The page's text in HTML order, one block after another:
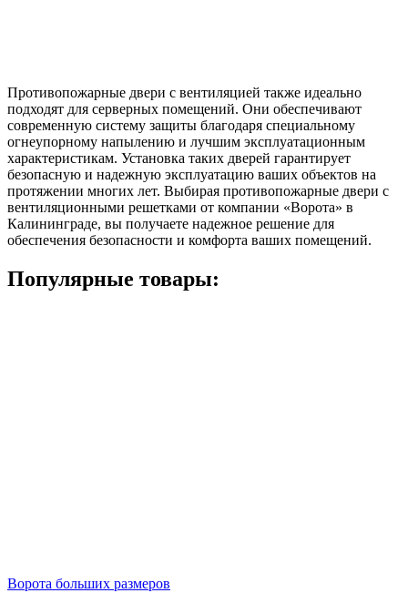
Противопожарные двери с вентиляцией также идеально
подходят для серверных помещений. Они обеспечивают
современную систему защиты благодаря специальному
огнеупорному напылению и лучшим эксплуатационным
характеристикам. Установка таких дверей гарантирует
безопасную и надежную эксплуатацию ваших объектов на
протяжении многих лет. Выбирая противопожарные двери с
вентиляционными решетками от компании «Ворота» в
Калининграде, вы получаете надежное решение для
обеспечения безопасности и комфорта ваших помещений.
Популярные товары:
Ворота больших размеров